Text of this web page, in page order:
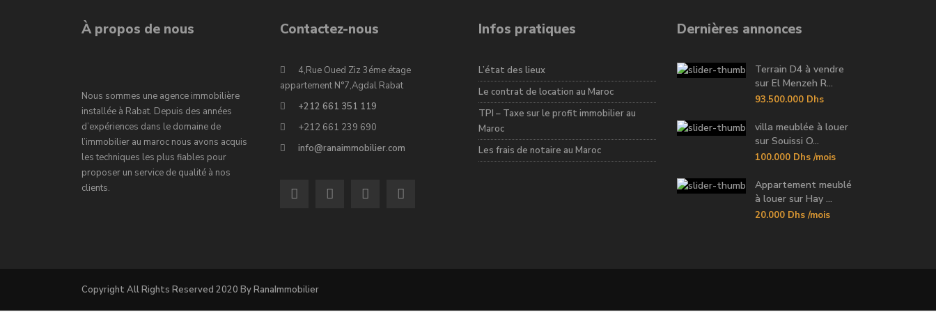
À propos de nous
Nous sommes une agence immobilière
installée à Rabat. Depuis des années
d’expériences dans le domaine de
l’immobilier au maroc nous avons acquis
les techniques les plus fiables pour
proposer un service de qualité à nos
clients.
Contactez-nous
4,Rue Oued Ziz 3éme étage
appartement N°7,Agdal Rabat
+212 661 351 119
+212 661 239 690
info@ranaimmobilier.com
Infos pratiques
L’état des lieux
Le contrat de location au Maroc
TPI – Taxe sur le profit immobilier au
Maroc
Les frais de notaire au Maroc
Dernières annonces
Terrain D4 à vendre
sur El Menzeh R...
93.500.000 Dhs
villa meublée à louer
sur Souissi O...
100.000 Dhs /mois
Appartement meublé
à louer sur Hay ...
20.000 Dhs /mois
Copyright All Rights Reserved 2020 By RanaImmobilier